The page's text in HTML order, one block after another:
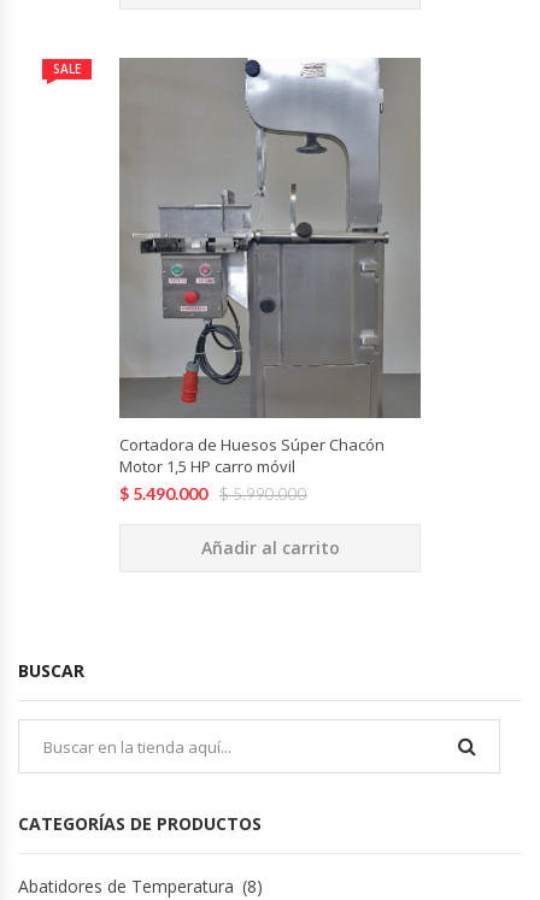
SALE
Cortadora de Huesos Súper Chacón
Motor 1,5 HP carro móvil
$5.990.000
$ 5.490.000
Añadir al carrito
BUSCAR
CATEGORÍAS DE PRODUCTOS
Abatidores de Temperatura (8)